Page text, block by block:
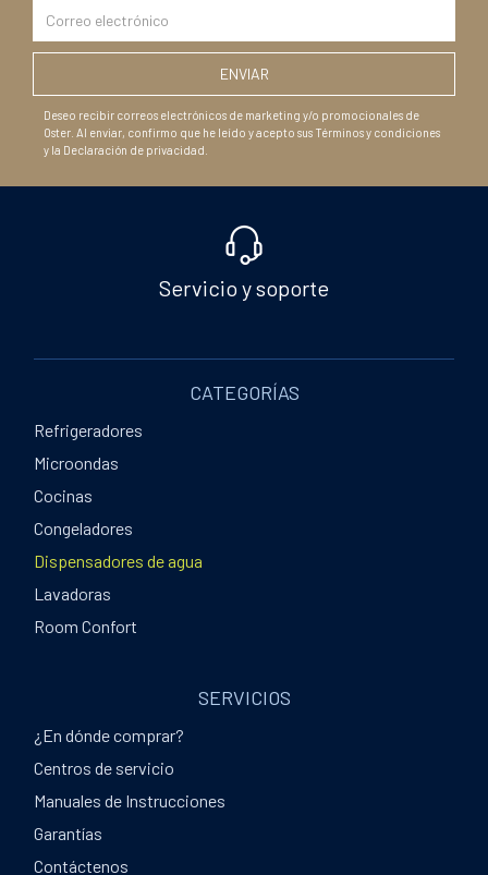
Deseo recibir correos electrónicos de marketing y/o promocionales de
Oster. Al enviar, confirmo que he leído y acepto sus Términos y condiciones
y la Declaración de privacidad.
Servicio y soporte
CATEGORÍAS
Refrigeradores
Microondas
Cocinas
Congeladores
Dispensadores de agua
Lavadoras
Room Confort
SERVICIOS
¿En dónde comprar?
Centros de servicio
Manuales de Instrucciones
Garantías
Contáctenos